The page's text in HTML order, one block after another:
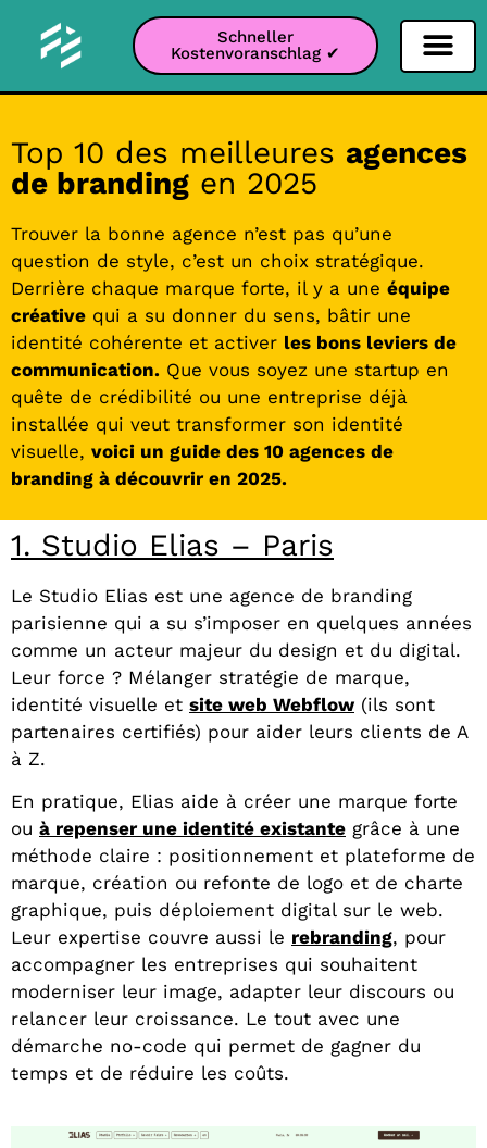
Schneller
Kostenvoranschlag ✔
Top 10 des meilleures agences
de branding en 2025
Trouver la bonne agence n’est pas qu’une
question de style, c’est un choix stratégique.
Derrière chaque marque forte, il y a une équipe
créative qui a su donner du sens, bâtir une
identité cohérente et activer les bons leviers de
communication. Que vous soyez une startup en
quête de crédibilité ou une entreprise déjà
installée qui veut transformer son identité
visuelle, voici un guide des 10 agences de
branding à découvrir en 2025.
1. Studio Elias – Paris
Le Studio Elias est une agence de branding
parisienne qui a su s’imposer en quelques années
comme un acteur majeur du design et du digital.
Leur force ? Mélanger stratégie de marque,
identité visuelle et site web Webflow (ils sont
partenaires certifiés) pour aider leurs clients de A
à Z.
En pratique, Elias aide à créer une marque forte
ou à repenser une identité existante grâce à une
méthode claire : positionnement et plateforme de
marque, création ou refonte de logo et de charte
graphique, puis déploiement digital sur le web.
Leur expertise couvre aussi le rebranding, pour
accompagner les entreprises qui souhaitent
moderniser leur image, adapter leur discours ou
relancer leur croissance. Le tout avec une
démarche no-code qui permet de gagner du
temps et de réduire les coûts.